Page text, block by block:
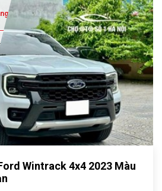
Wintrack 4x4 2023 Màu